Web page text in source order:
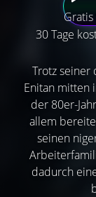
30 Tage
Trotz seiner
Enitan mitten
der 80er-
allem
seinen
dadurch